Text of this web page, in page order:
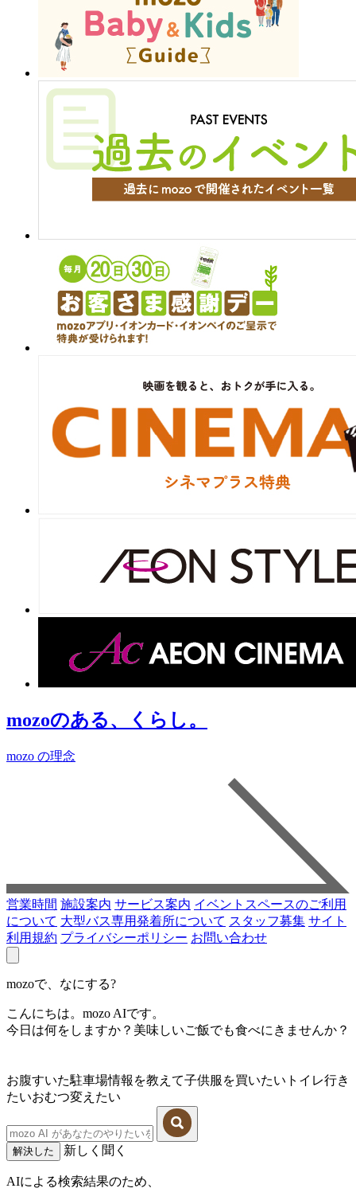
mozoのある、くらし。
mozo の理念
営業時間 施設案内 サービス案内 イベントスペースのご利用
について 大型バス専用発着所について スタッフ募集 サイト
利用規約 プライバシーポリシー お問い合わせ
mozoで、なにする?
こんにちは。mozo AIです。
今日は何をしますか？美味しいご飯でも食べにきませんか？
お腹すいた駐車場情報を教えて子供服を買いたい トイレ行き
たいおむつ変えたい
解決した 新しく聞く
AIによる検索結果のため、